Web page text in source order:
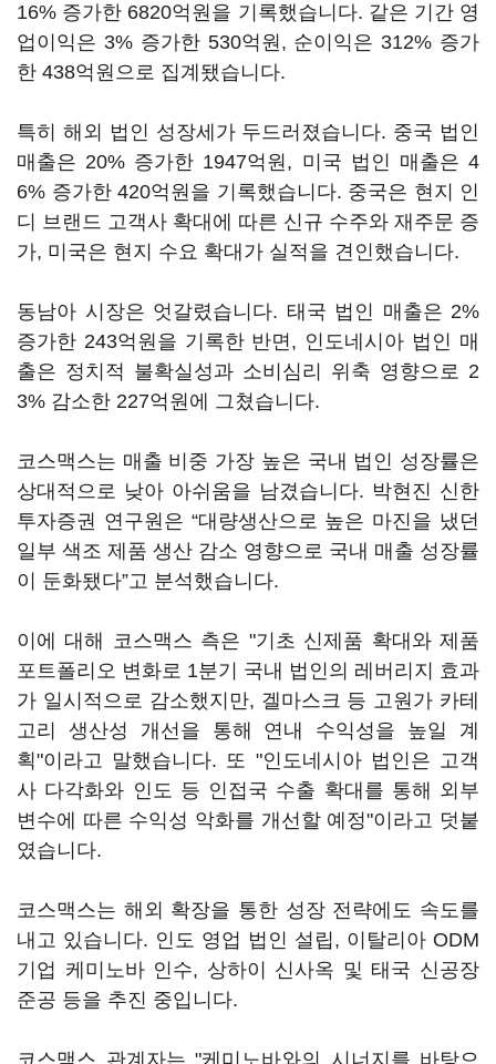
16% 증가한 6820억원을 기록했습니다. 같은 기간 영
업이익은 3% 증가한 530억원, 순이익은 312% 증가
한 438억원으로 집계됐습니다.
특히 해외 법인 성장세가 두드러졌습니다. 중국 법인
매출은 20% 증가한 1947억원, 미국 법인 매출은 4
6% 증가한 420억원을 기록했습니다. 중국은 현지 인
디 브랜드 고객사 확대에 따른 신규 수주와 재주문 증
가, 미국은 현지 수요 확대가 실적을 견인했습니다.
동남아 시장은 엇갈렸습니다. 태국 법인 매출은 2%
증가한 243억원을 기록한 반면, 인도네시아 법인 매
출은 정치적 불확실성과 소비심리 위축 영향으로 2
3% 감소한 227억원에 그쳤습니다.
코스맥스는 매출 비중 가장 높은 국내 법인 성장률은
상대적으로 낮아 아쉬움을 남겼습니다. 박현진 신한
투자증권 연구원은 “대량생산으로 높은 마진을 냈던
일부 색조 제품 생산 감소 영향으로 국내 매출 성장률
이 둔화됐다”고 분석했습니다.
이에 대해 코스맥스 측은 "기초 신제품 확대와 제품
포트폴리오 변화로 1분기 국내 법인의 레버리지 효과
가 일시적으로 감소했지만, 겔마스크 등 고원가 카테
고리 생산성 개선을 통해 연내 수익성을 높일 계
획"이라고 말했습니다. 또 "인도네시아 법인은 고객
사 다각화와 인도 등 인접국 수출 확대를 통해 외부
변수에 따른 수익성 악화를 개선할 예정"이라고 덧붙
였습니다.
코스맥스는 해외 확장을 통한 성장 전략에도 속도를
내고 있습니다. 인도 영업 법인 설립, 이탈리아 ODM
기업 케미노바 인수, 상하이 신사옥 및 태국 신공장
준공 등을 추진 중입니다.
코스맥스 관계자는 "케미노바와의 시너지를 바탕으